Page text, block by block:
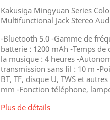
Kakusiga Mingyuan Series
Multifunctional Jack Stereo
-Bluetooth 5.0 -Gamme de
batterie : 1200 mAh -Temps
la musique : 4 heures -
transmission sans fil : 10 m -
BT, TF, disque U, TWS et
mm -Fonction téléphone,
Plus de détails